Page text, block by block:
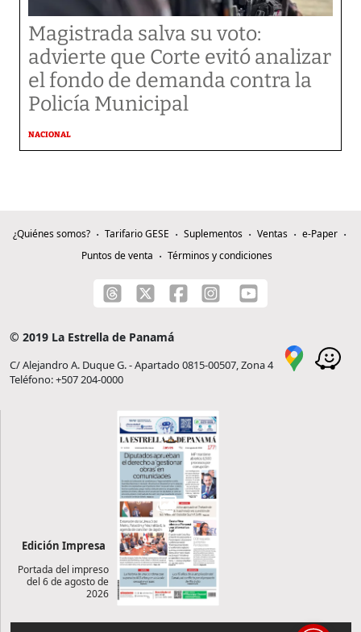
Magistrada salva su voto:
advierte que Corte evitó analizar
el fondo de demanda contra la
Policía Municipal
NACIONAL
¿Quiénes somos? Tarifario GESE Suplementos Ventas
e-Paper
Puntos de venta
Términos y condiciones
© 2019 La Estrella de Panamá
C/ Alejandro A. Duque G. - Apartado 0815-00507, Zona 4
Teléfono: +507 204-0000
Edición Impresa
Portada del impreso
del 6 de agosto de
2026